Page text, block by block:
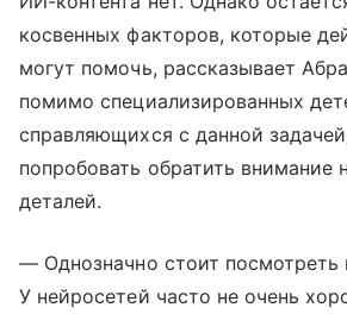
косвенных факторов, которые
могут помочь, рассказывает
помимо специализированных
справляющихся с данной
попробовать обратить внимание
деталей.
— Однозначно стоит посмотреть
У нейросетей часто не очень